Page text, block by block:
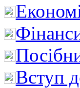
Вступ